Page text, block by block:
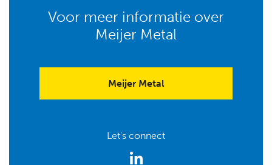
Voor meer informatie over
Meijer Metal
Meijer Metal
Let's connect